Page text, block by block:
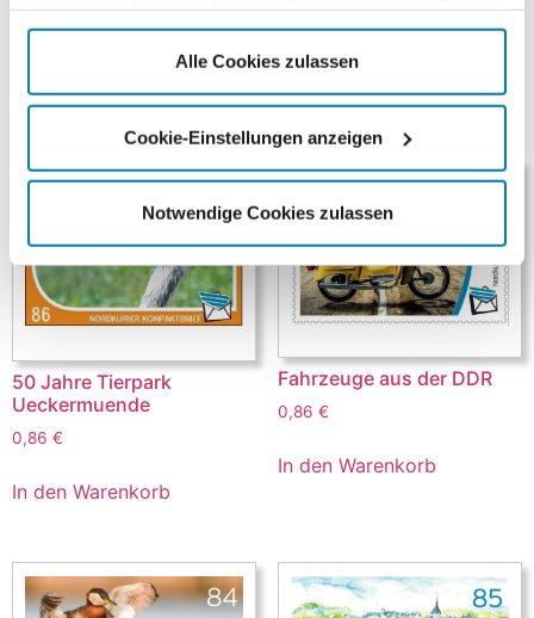
gesammelt haben.
Alle Cookies zulassen
Cookie-Einstellungen anzeigen
Notwendige Cookies zulassen
Wertstufen Standard-, Kompakt-, Groß- und Maxibrief
Ähnliche Produkte
50 Jahre Tierpark
Ueckermuende
0,86 €
In den Warenkorb
Fahrzeuge aus der DDR
0,86 €
In den Warenkorb